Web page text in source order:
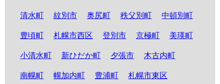
清水町 紋別市 奥尻町 秩父別町 中頓別町
豊頃町 札幌市西区 登別市 京極町 美瑛町
小清水町 新ひだか町 夕張市 木古内町
南幌町 幌加内町 豊浦町 札幌市東区